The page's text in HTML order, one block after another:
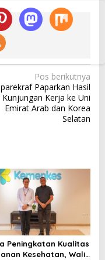
Pos berikutnya
Paparkan Hasil
Kunjungan Kerja ke Uni
Emirat Arab dan Korea
Selatan
Peningkatan Kualitas
Kesehatan, Wali